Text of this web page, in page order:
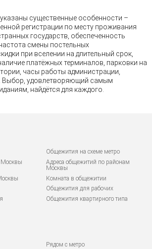
существенные особенности –
регистрации по месту проживания
государств, обеспеченность
смены постельных
при вселении на длительный срок,
платёжных терминалов, парковки на
часы работы администрации,
Выбор, удовлетворяющий самым
найдётся для каждого.
Общежития на схеме метро
Москвы
Адреса общежитий по районам
Москвы
Комната в общежитии
Общежития для рабочих
Общежития квартирного типа
Рядом с метро